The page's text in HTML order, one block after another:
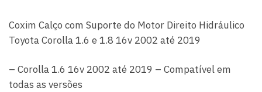
Coxim Calço com Suporte do Motor Direito Hidráulico
Toyota Corolla 1.6 e 1.8 16v 2002 até 2019
– Corolla 1.6 16v 2002 até 2019 – Compatível em
todas as versões